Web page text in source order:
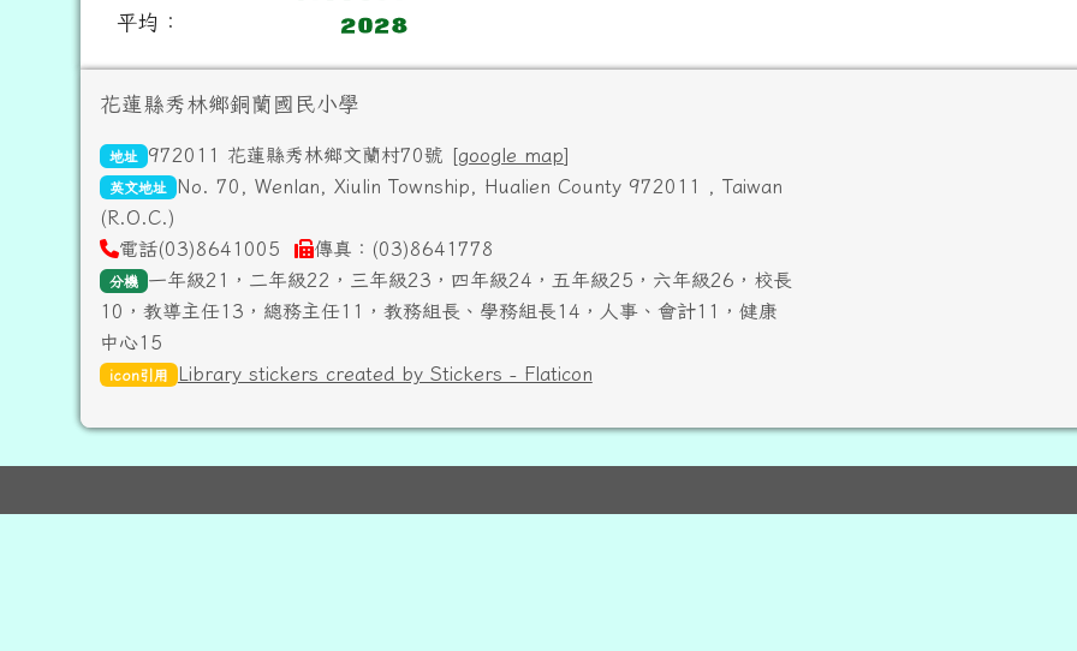
平均：
頁尾區域內容
花蓮縣秀林鄉銅蘭國民小學
地址 972011 花蓮縣秀林鄉文蘭村70號 [google map]
英文地址
No. 70, Wenlan, Xiulin Township, Hualien County 972011 , Taiwan
(R.O.C.)
電話(03)8641005
傳真：(03)8641778
分機
一年級21，二年級22，三年級23，四年級24，五年級25，六年級26，校長
10，教導主任13，總務主任11，教務組長、學務組長14，人事、會計11，健康
中心15
icon引用 Library stickers created by Stickers - Flaticon